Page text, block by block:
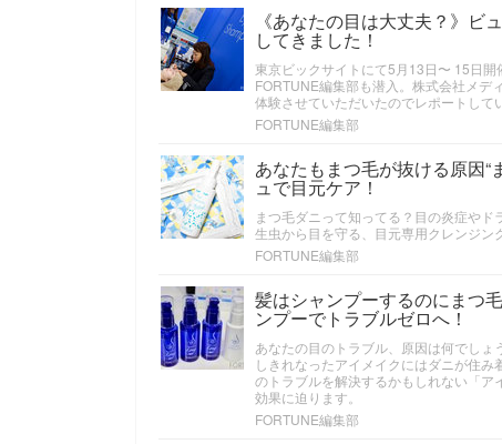
N
E
)
《あなたの目は大丈夫？》ビ
してきました！
東京ビックサイトにて5月13日〜 15日
FORTUNE編集部も潜入。株式会社メデ
体験させていただいたのでレポートして
FORTUNE編集部
あなたもまつ毛が抜ける原因
ュで目元ケア！
まつ毛ダニって知ってる？目の炎症や
生虫から目を守る、目元専用クレンジン
FORTUNE編集部
髪はシャンプーするのにまつ
ンプーでトラブルゼロへ！
あなたの目のトラブル、原因は何でし
しきれなったアイメイクにはダニが住
のトラブルを解決するかもしれない「
効果に迫ります。
FORTUNE編集部